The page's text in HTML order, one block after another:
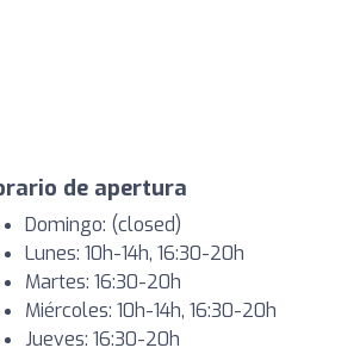
de apertura
Domingo: (closed)
Lunes: 10h-14h, 16:30-20h
Martes: 16:30-20h
Miércoles: 10h-14h, 16:30-20h
Jueves: 16:30-20h